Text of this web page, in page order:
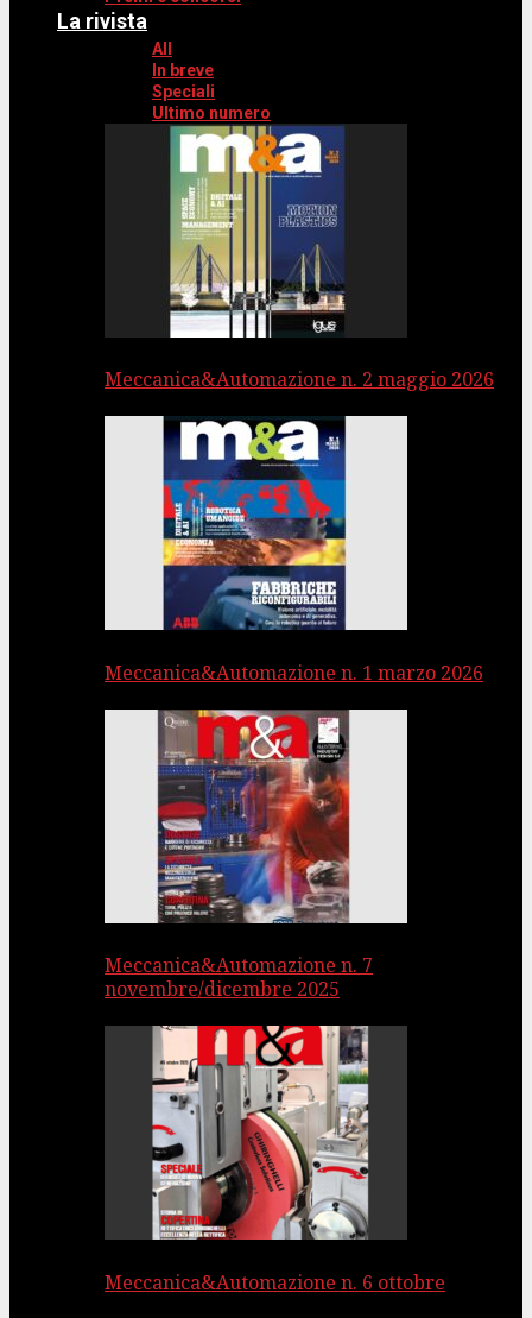
La rivista
All
In breve
Speciali
Ultimo numero
Meccanica&Automazione n. 2 maggio 2026
Meccanica&Automazione n. 1 marzo 2026
Meccanica&Automazione n. 7
novembre/dicembre 2025
Meccanica&Automazione n. 6 ottobre